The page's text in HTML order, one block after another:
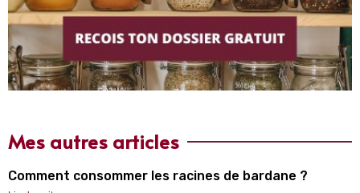
Mes autres articles
Comment consommer les racines de bardane ?